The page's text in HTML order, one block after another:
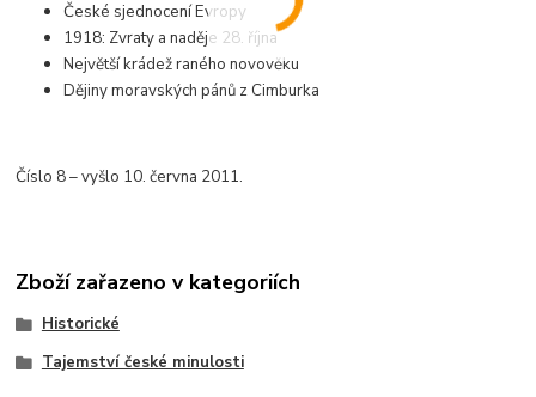
České sjednocení Evropy
1918: Zvraty a naděje 28. října
Největší krádež raného novověku
Dějiny moravských pánů z Cimburka
Číslo 8 – vyšlo 10. června 2011.
Zboží zařazeno v kategoriích
Historické
Tajemství české minulosti